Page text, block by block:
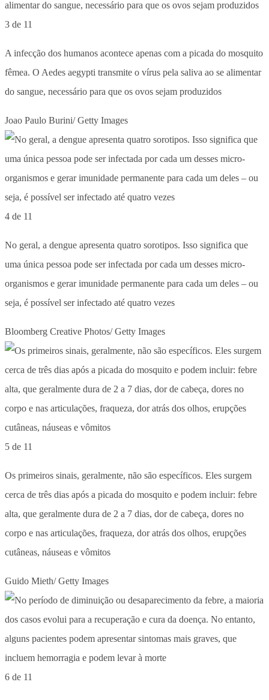
3 de 11
A infecção dos humanos acontece apenas com a picada do mosquito
fêmea. O Aedes aegypti transmite o vírus pela saliva ao se alimentar
do sangue, necessário para que os ovos sejam produzidos
Joao Paulo Burini/ Getty Images
4 de 11
No geral, a dengue apresenta quatro sorotipos. Isso significa que
uma única pessoa pode ser infectada por cada um desses micro-
organismos e gerar imunidade permanente para cada um deles – ou
seja, é possível ser infectado até quatro vezes
Bloomberg Creative Photos/ Getty Images
5 de 11
Os primeiros sinais, geralmente, não são específicos. Eles surgem
cerca de três dias após a picada do mosquito e podem incluir: febre
alta, que geralmente dura de 2 a 7 dias, dor de cabeça, dores no
corpo e nas articulações, fraqueza, dor atrás dos olhos, erupções
cutâneas, náuseas e vômitos
Guido Mieth/ Getty Images
6 de 11